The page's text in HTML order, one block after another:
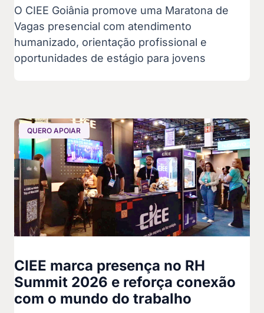
O CIEE Goiânia promove uma Maratona de
Vagas presencial com atendimento
humanizado, orientação profissional e
oportunidades de estágio para jovens
QUERO APOIAR
CIEE marca presença no RH
Summit 2026 e reforça conexão
com o mundo do trabalho